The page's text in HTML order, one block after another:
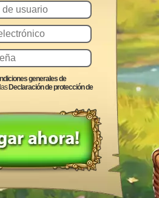
generales de
Declaración de protección de